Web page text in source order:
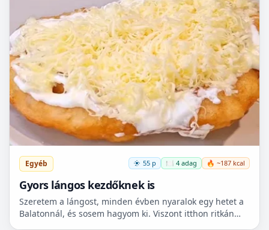
Egyéb 55 p 🍽️ 4 adag 🔥 ~187 kcal
Gyors lángos kezdőknek is
Szeretem a lángost, minden évben nyaralok egy hetet a
Balatonnál, és sosem hagyom ki. Viszont itthon ritkán